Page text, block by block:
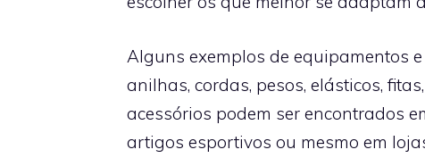
Alguns exemplos de equipamentos
anilhas, cordas, pesos, elásticos,
acessórios podem ser encontrados
artigos esportivos ou mesmo em